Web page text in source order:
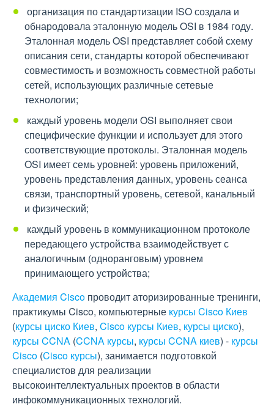
 организация по стандартизации ISO создала и
обнародовала эталонную модель OSI в 1984 году.
Эталонная модель OSI представляет собой схему
описания сети, стандарты которой обеспечивают
совместимость и возможность совместной работы
сетей, использующих различные сетевые
технологии;
 каждый уровень модели OSI выполняет свои
специфические функции и использует для этого
соответствующие протоколы. Эталонная модель
OSI имеет семь уровней: уровень приложений,
уровень представления данных, уровень сеанса
связи, транспортный уровень, сетевой, канальный
и физический;
 каждый уровень в коммуникационном протоколе
передающего устройства взаимодействует с
аналогичным (одноранговым) уровнем
принимающего устройства;
Академия Cisco проводит аторизированные тренинги,
практикумы Cisco, компьютерные курсы Cisco Киев
(курсы циско Киев, Cisco курсы Киев, курсы циско),
курсы CCNA (CCNA курсы, курсы CCNA киев) - курсы
Cisco (Cisco курсы), занимается подготовкой
специалистов для реализации
высокоинтеллектуальных проектов в области
инфокоммуникационных технологий.